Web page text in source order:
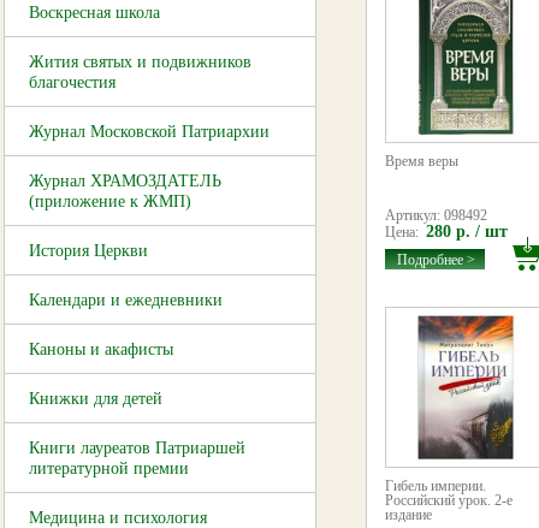
Воскресная школа
Жития святых и подвижников
благочестия
Журнал Московской Патриархии
Журнал ХРАМОЗДАТЕЛЬ
(приложение к ЖМП)
История Церкви
Календари и ежедневники
Каноны и акафисты
Книжки для детей
Книги лауреатов Патриаршей
литературной премии
Медицина и психология
Время веры
Артикул: 098492
Цена: 280 р. / шт
Подробнее >
Гибель империи.
Российский урок. 2-е
издание